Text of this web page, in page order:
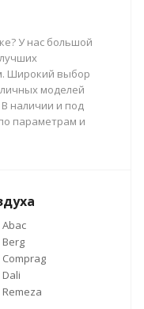
У нас большой
Широкий выбор
моделей
наличии и под
параметрам и